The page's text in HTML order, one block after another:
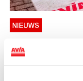
NIEUWS
AVIA VOLT
landelijke